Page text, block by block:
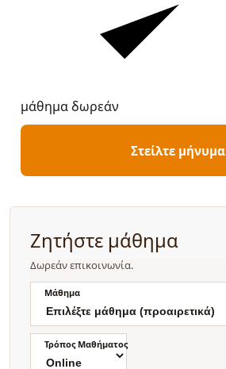
μάθημα δωρεάν
Στείλτε μήνυμα
Ζητήστε μάθημα
Δωρεάν επικοινωνία.
Μάθημα
Τρόπος Μαθήματος